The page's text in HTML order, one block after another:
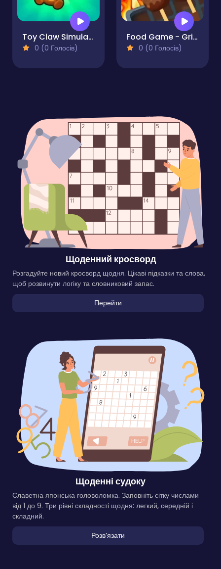
Toy Claw Simulator
0 (0 Голосів)
Food Game - Grill Sort
0 (0 Голосів)
Щоденний кросворд
Розгадуйте новий кросворд щодня. Цікаві підказки та слова,
щоб розвинути логіку та словниковий запас.
Перейти
Щоденні судоку
Славетна японська головоломка. Заповніть сітку числами
від 1 до 9. Три рівні складності щодня: легкий, середній і
складний.
Розвʼязати